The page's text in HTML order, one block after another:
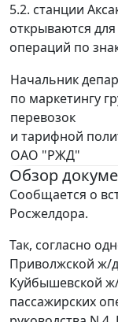
5.2. станции
открываются
операций по
Начальник
по маркетингу
перевозок
и тарифной
ОАО "РЖД"
Обзор
Сообщается о
Росжелдора.
Так, согласно
Приволжской ж/
Куйбышевской
пассажирских